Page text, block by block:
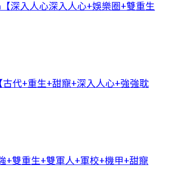
深入人心深入人心+娛樂圈+雙重生
代+重生+甜寵+深入人心+強強耽
+雙重生+雙軍人+軍校+機甲+甜寵